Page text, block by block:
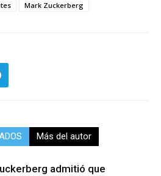
Mark Zuckerberg
Más del autor
admitió que